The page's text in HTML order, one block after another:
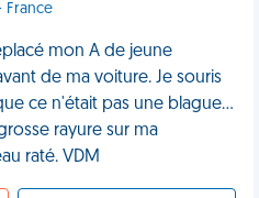
France
mon A de jeune
de ma voiture. Je souris
ce n'était pas une blague...
rayure sur ma
raté. VDM